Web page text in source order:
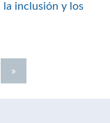
la inclusión y los
»